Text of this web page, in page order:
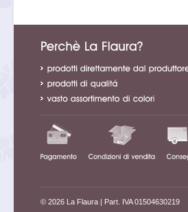
© 2026 La Flaura| Part. IVA 01504630219